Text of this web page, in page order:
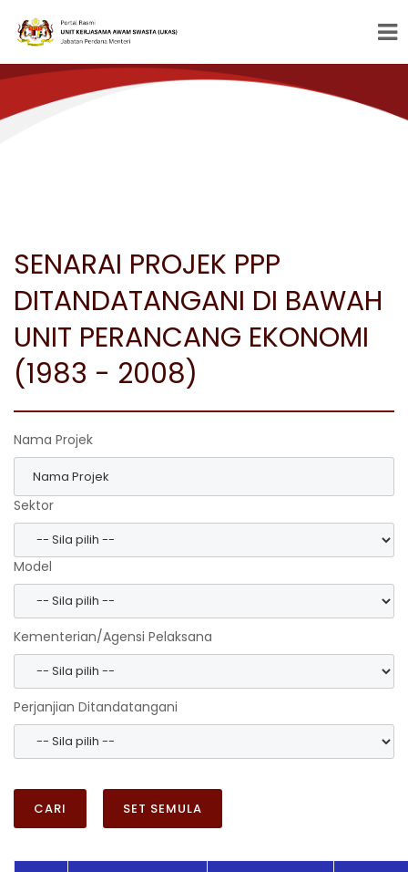
SENARAI PROJEK PPP
DITANDATANGANI DI BAWAH
UNIT PERANCANG EKONOMI
(1983 - 2008)
Nama Projek
Sektor
Model
Kementerian/Agensi Pelaksana
Perjanjian Ditandatangani
CARI SET SEMULA